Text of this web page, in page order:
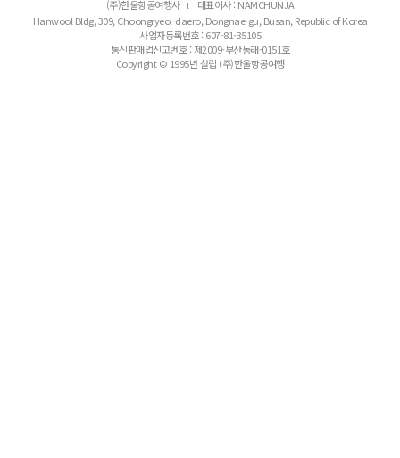
(주)한울항공여행사 l
대표이사 : NAMCHUNJA
Hanwool Bldg, 309, Choongryeol-daero, Dongnae-gu, Busan, Republic of Korea
사업자등록번호 : 607-81-35105
통신판매업신고번호 : 제2009-부산동래-0151호
Copyright © 1995년 설립 (주)한울항공여행